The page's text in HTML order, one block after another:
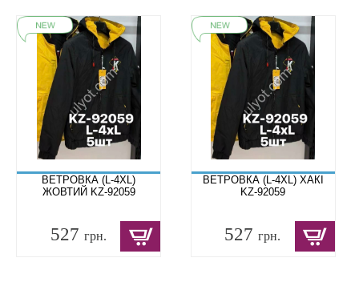
ВЕТРОВКА (L-4XL)
ЖОВТИЙ KZ-92059
527 грн.
ВЕТРОВКА (L-4XL) ХАКІ
KZ-92059
527грн.